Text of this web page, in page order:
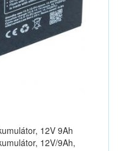
12V 9Ah
12V/9Ah,